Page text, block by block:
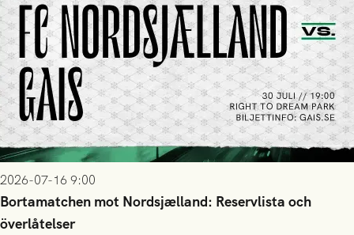
2026-07-16 9:00
Bortamatchen mot Nordsjælland: Reservlista och
överlåtelser